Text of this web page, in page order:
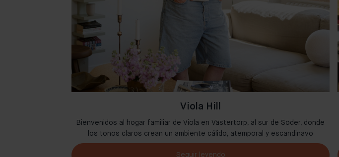
Viola Hill
Bienvenidos al hogar familiar de Viola en Västertorp, al sur de Söder, donde
los tonos claros crean un ambiente cálido, atemporal y escandinavo
Seguir leyendo